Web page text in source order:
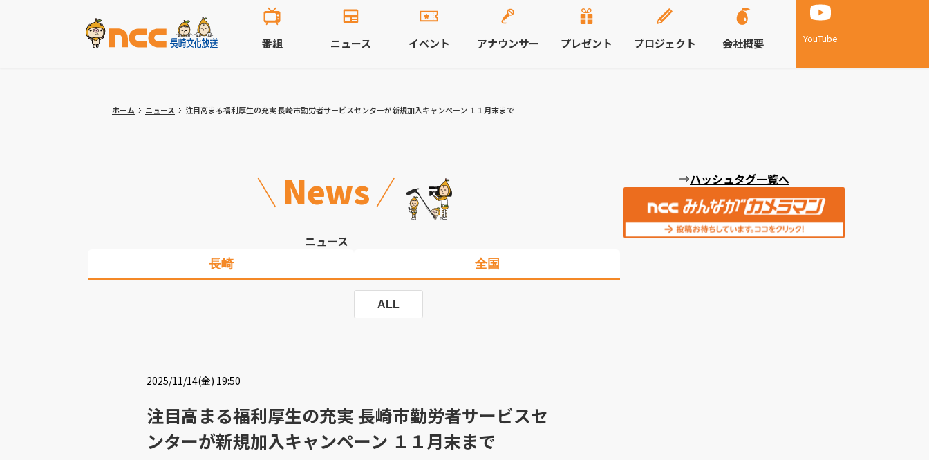
YouTube
番組 ニュース イベント アナウンサー プレゼント プロジェクト 会社概要
ホーム ニュース 注目高まる福利厚生の充実 長崎市勤労者サービスセンターが新規加入キャンペーン １１月末まで
News
ニュース
長崎 全国
ALL
2025/11/14(金) 19:50
注目高まる福利厚生の充実 長崎市勤労者サービスセ
ンターが新規加入キャンペーン １１月末まで
ハッシュタグ一覧へ